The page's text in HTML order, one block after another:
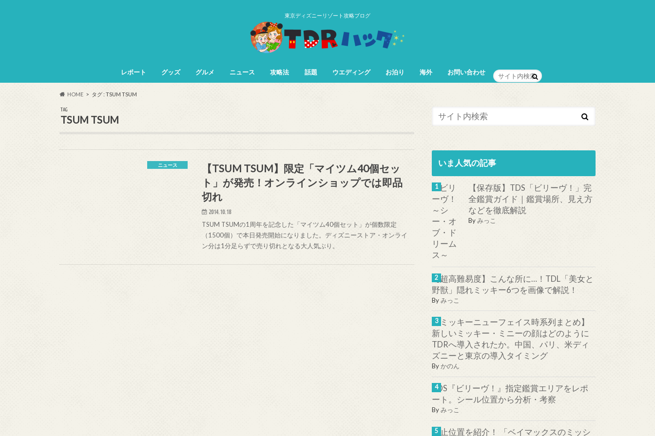
東京ディズニーリゾート攻略ブログ
レポート グッズ グルメ ニュース 攻略法 話題 ウエディング お泊り 海外 お問い合わせ
HOME タグ : TSUM TSUM
TAG
TSUM TSUM
ニュース
【TSUM TSUM】限定「マイツム40個セッ
ト」が発売！オンラインショップでは即品
切れ
2014.10.18
TSUM TSUMの1周年を記念した「マイツム40個セット」が個数限定
（1500個）で本日発売開始になりました。ディズニーストア・オンライ
ン分は1分足らずで売り切れとなる大人気ぶり。
いま人気の記事
【保存版】TDS「ビリーヴ！」完
全鑑賞ガイド｜鑑賞場所、見え方
などを徹底解説
Byみっこ
【超高難易度】こんな所に…！TDL「美女と
野獣」隠れミッキー6つを画像で解説！
Byみっこ
【ミッキーニューフェイス時系列まとめ】
新しいミッキー・ミニーの顔はどのように
TDRへ導入されたか。中国、パリ、米ディ
ズニーと東京の導入タイミング
Byかのん
TDS『ビリーヴ！』指定鑑賞エリアをレポ
ート。シール位置から分析・考察
Byみっこ
停止位置を紹介！ 「ベイマックスのミッシ